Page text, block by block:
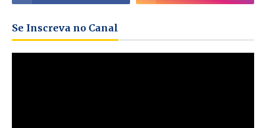
Se Inscreva no Canal